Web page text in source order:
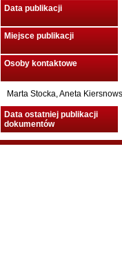
Data publikacji
Miejsce publikacji
Osoby kontaktowe
Marta Stocka, Aneta
Data ostatniej publikacji
dokumentów